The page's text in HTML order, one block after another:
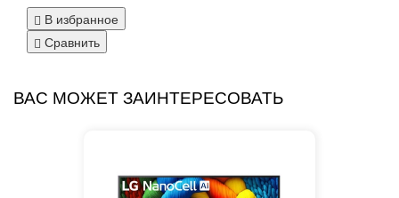
В избранное
Сравнить
ВАС МОЖЕТ ЗАИНТЕРЕСОВАТЬ